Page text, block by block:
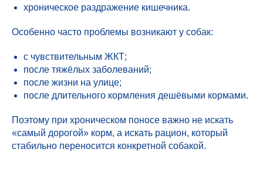
хроническое раздражение кишечника.
Особенно часто проблемы возникают у собак:
с чувствительным ЖКТ;
после тяжёлых заболеваний;
после жизни на улице;
после длительного кормления дешёвыми кормами.
Поэтому при хроническом поносе важно не искать
«самый дорогой» корм, а искать рацион, который
стабильно переносится конкретной собакой.